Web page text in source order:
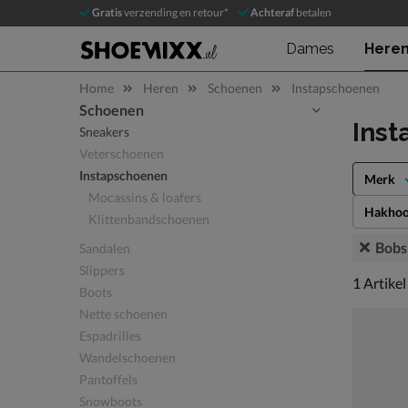
Gratisverzending en retour* Achteraf betalen
Dames Heren
Home Heren Schoenen Instapschoenen
Sla categorieën over
Schoenen
Sneakers
Veterschoenen
Instapschoenen
Mocassins & loafers
Klittenbandschoenen
Sandalen
Slippers
Boots
Nette schoenen
Espadrilles
Wandelschoenen
Pantoffels
Snowboots
Merk
Bobs
1 artikel
1 Artikel